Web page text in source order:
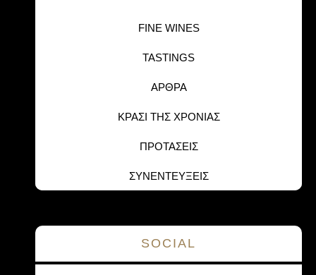
FINE WINES
TASTINGS
ΑΡΘΡΑ
ΚΡΑΣΙ ΤΗΣ ΧΡΟΝΙΑΣ
ΠΡΟΤΑΣΕΙΣ
ΣΥΝΕΝΤΕΥΞΕΙΣ
SOCIAL